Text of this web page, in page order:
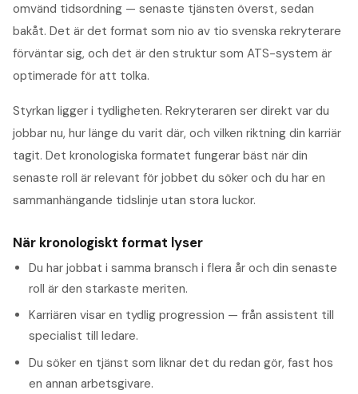
omvänd tidsordning — senaste tjänsten överst, sedan
bakåt. Det är det format som nio av tio svenska rekryterare
förväntar sig, och det är den struktur som ATS-system är
optimerade för att tolka.
Styrkan ligger i tydligheten. Rekryteraren ser direkt var du
jobbar nu, hur länge du varit där, och vilken riktning din karriär
tagit. Det kronologiska formatet fungerar bäst när din
senaste roll är relevant för jobbet du söker och du har en
sammanhängande tidslinje utan stora luckor.
När kronologiskt format lyser
Du har jobbat i samma bransch i flera år och din senaste
roll är den starkaste meriten.
Karriären visar en tydlig progression — från assistent till
specialist till ledare.
Du söker en tjänst som liknar det du redan gör, fast hos
en annan arbetsgivare.